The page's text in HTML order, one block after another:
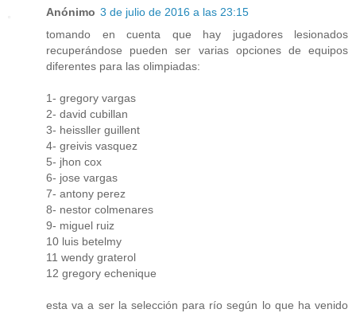
Anónimo 3 de julio de 2016 a las 23:15
tomando en cuenta que hay jugadores lesionados
recuperándose pueden ser varias opciones de equipos
diferentes para las olimpiadas:
1- gregory vargas
2- david cubillan
3- heissller guillent
4- greivis vasquez
5- jhon cox
6- jose vargas
7- antony perez
8- nestor colmenares
9- miguel ruiz
10 luis betelmy
11 wendy graterol
12 gregory echenique
esta va a ser la selección para río según lo que ha venido